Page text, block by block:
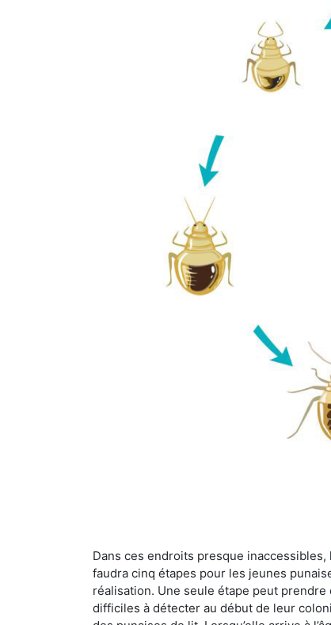
Dans ces endroits presque
faudra cinq étapes pour les jeunes
réalisation. Une seule étape peut
difficiles à détecter au début de leur